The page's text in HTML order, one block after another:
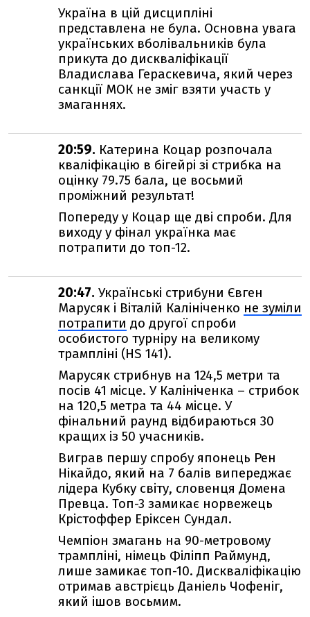
Україна в цій дисципліні
представлена не була. Основна увага
українських вболівальників була
прикута до дискваліфікації
Владислава Гераскевича, який через
санкції МОК не зміг взяти участь у
змаганнях.
20:59. Катерина Коцар розпочала
кваліфікацію в бігейрі зі стрибка на
оцінку 79.75 бала, це восьмий
проміжний результат!
Попереду у Коцар ще дві спроби. Для
виходу у фінал українка має
потрапити до топ-12.
20:47. Українські стрибуни Євген
Марусяк і Віталій Калініченко не зуміли
потрапити до другої спроби
особистого турніру на великому
трампліні (HS 141).
Марусяк стрибнув на 124,5 метри та
посів 41 місце. У Калініченка – стрибок
на 120,5 метра та 44 місце. У
фінальний раунд відбираються 30
кращих із 50 учасників.
Виграв першу спробу японець Рен
Нікайдо, який на 7 балів випереджає
лідера Кубку світу, словенця Домена
Превца. Топ-3 замикає норвежець
Крістоффер Еріксен Сундал.
Чемпіон змагань на 90-метровому
трампліні, німець Філіпп Раймунд,
лише замикає топ-10. Дискваліфікацію
отримав австрієць Даніель Чофеніг,
який ішов восьмим.